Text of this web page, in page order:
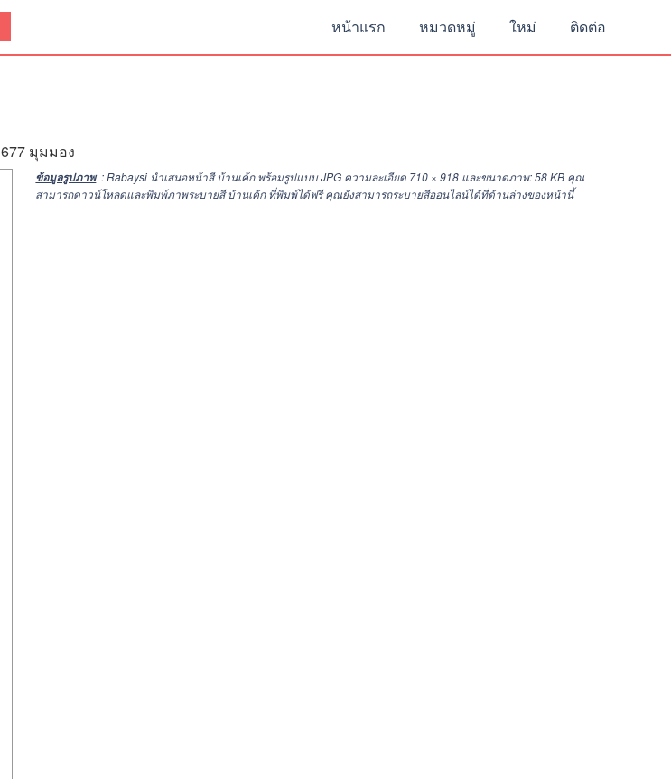
หน้าแรก หมวดหมู่ ใหม่ ติดต่อ
677 มุมมอง
ข้อมูลรูปภาพ : Rabaysi นำเสนอหน้าสี บ้านเค้ก พร้อมรูปแบบ JPG ความละเอียด 710 × 918 และขนาดภาพ: 58 KB คุณ
สามารถดาวน์โหลดและพิมพ์ภาพระบายสี บ้านเค้ก ที่พิมพ์ได้ฟรี คุณยังสามารถระบายสีออนไลน์ได้ที่ด้านล่างของหน้านี้